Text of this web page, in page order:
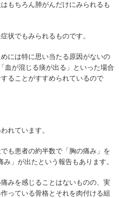
もちろん肺がんだけにみられるも
状でもみられるものです。
には特に思い当たる原因がないの
血が混じる痰が出る」といった場合
ることがすすめられているので
れています。
も患者の約半数で「胸の痛み」を
」が出たという報告もあります。
みを感じることはないものの、実
っている骨格とそれを肉付ける組